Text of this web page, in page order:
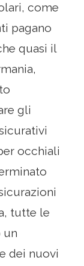
come
pagano
quasi il
gli
occhiali
tutte le
un
dei nuovi